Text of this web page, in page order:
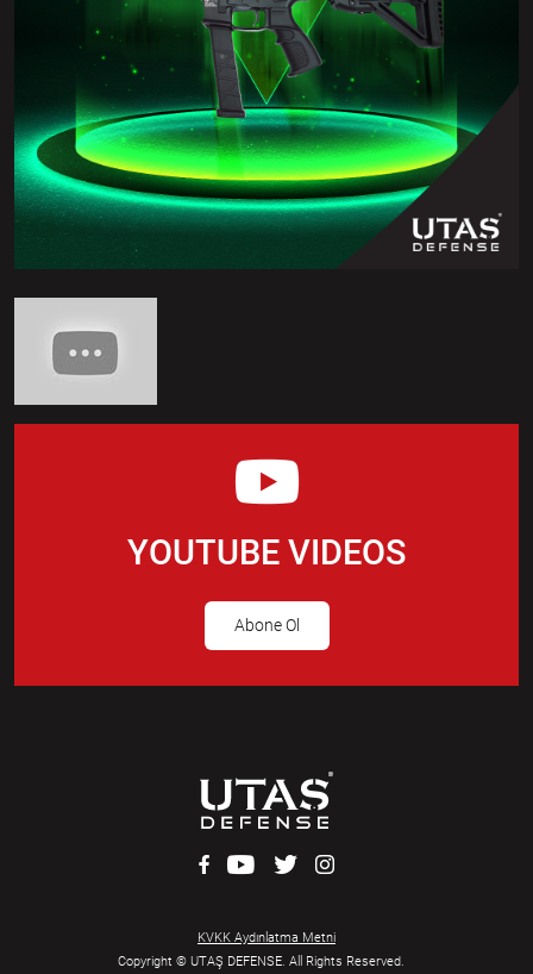
YOUTUBE VIDEOS
Abone Ol
Copyright © UTAŞ DEFENSE. All Rights Reserved.
KVKK Aydınlatma Metni